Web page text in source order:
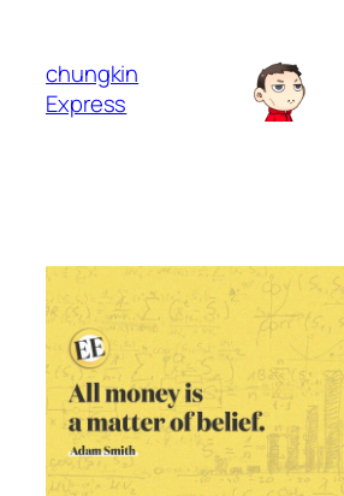
chungkin
Express